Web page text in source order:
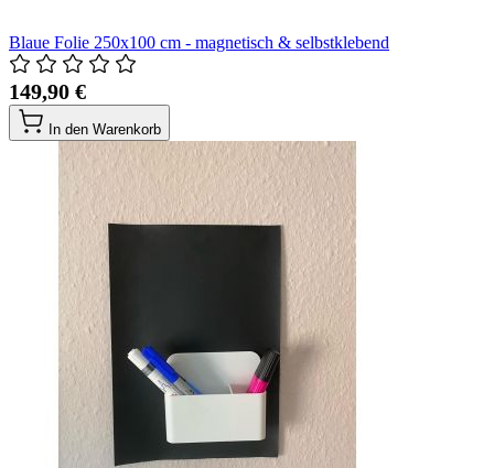
Blaue Folie 250x100 cm - magnetisch & selbstklebend
149,90 €
In den Warenkorb